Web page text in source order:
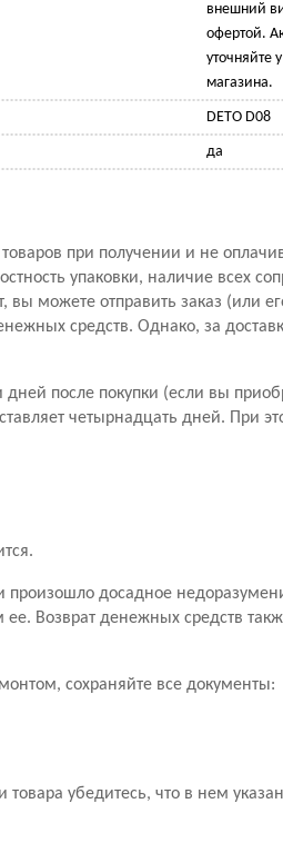
внешний
офертой.
уточняйте
магазина.
DETO D08
да
при получении и не
упаковки, наличие всех
вы можете отправить заказ (или
средств. Однако, за
после покупки (если вы
четырнадцать дней. При
досадное
Возврат денежных средств
сохраняйте все документы:
убедитесь, что в нем